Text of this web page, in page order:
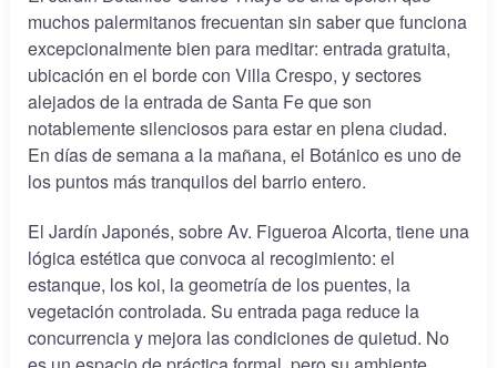
muchos palermitanos frecuentan sin saber que funciona
excepcionalmente bien para meditar: entrada gratuita,
ubicación en el borde con Villa Crespo, y sectores
alejados de la entrada de Santa Fe que son
notablemente silenciosos para estar en plena ciudad.
En días de semana a la mañana, el Botánico es uno de
los puntos más tranquilos del barrio entero.
El Jardín Japonés, sobre Av. Figueroa Alcorta, tiene una
lógica estética que convoca al recogimiento: el
estanque, los koi, la geometría de los puentes, la
vegetación controlada. Su entrada paga reduce la
concurrencia y mejora las condiciones de quietud. No